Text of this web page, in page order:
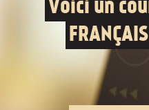
Voici un